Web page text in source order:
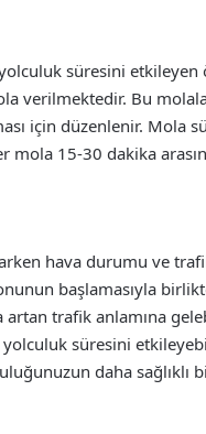
süresini
verilmektedir. Bu
için düzenlenir. Mola
15-30 dakika
hava durumu ve
başlamasıyla
trafik anlamına
süresini
daha sağlıklı